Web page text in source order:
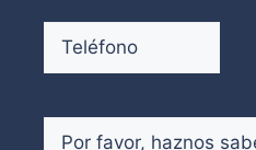
email
Teléfono
Comentarios (Obligatorio)